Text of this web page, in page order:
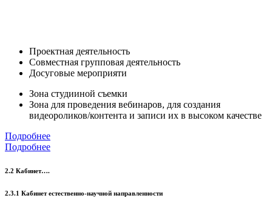
Проектная деятельность
Совместная групповая деятельность
Досуговые мероприяти
Зона студииной съемки
Зона для проведения вебинаров, для создания
видеороликов/контента и записи их в высоком качестве
Подробнее
Подробнее
2.2 Кабинет….
2.3.1 Кабинет естественно-научной направленности